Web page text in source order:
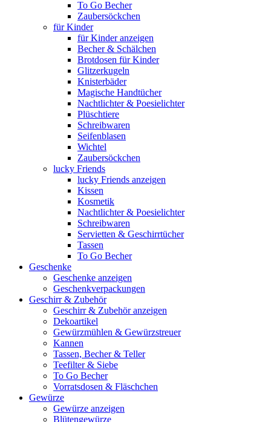
To Go Becher
Zaubersöckchen
für Kinder
für Kinder anzeigen
Becher & Schälchen
Brotdosen für Kinder
Glitzerkugeln
Knisterbäder
Magische Handtücher
Nachtlichter & Poesielichter
Plüschtiere
Schreibwaren
Seifenblasen
Wichtel
Zaubersöckchen
lucky Friends
lucky Friends anzeigen
Kissen
Kosmetik
Nachtlichter & Poesielichter
Schreibwaren
Servietten & Geschirrtücher
Tassen
To Go Becher
Geschenke
Geschenke anzeigen
Geschenkverpackungen
Geschirr & Zubehör
Geschirr & Zubehör anzeigen
Dekoartikel
Gewürzmühlen & Gewürzstreuer
Kannen
Tassen, Becher & Teller
Teefilter & Siebe
To Go Becher
Vorratsdosen & Fläschchen
Gewürze
Gewürze anzeigen
Blütengewürze